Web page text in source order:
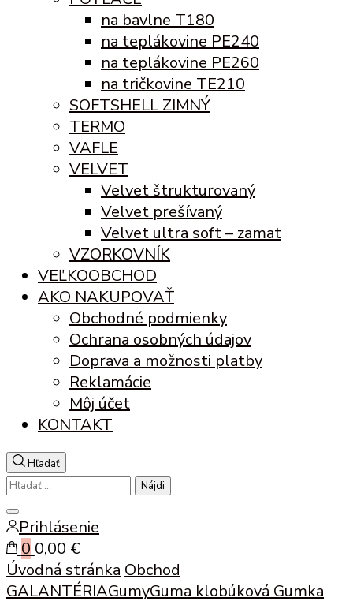
na bavlne T180
na teplákovine PE240
na teplákovine PE260
na tričkovine TE210
SOFTSHELL ZIMNÝ
TERMO
VAFLE
VELVET
Velvet štrukturovaný
Velvet prešívaný
Velvet ultra soft – zamat
VZORKOVNÍK
VEĽKOOBCHOD
AKO NAKUPOVAŤ
Obchodné podmienky
Ochrana osobných údajov
Doprava a možnosti platby
Reklamácie
Môj účet
KONTAKT
Hľadať
Hľadať:
Zatvoriť
vyhľadávanie
Prihlásenie
0 0,00 €
Úvodná stránka Obchod
GALANTÉRIAGumyGuma klobúková Gumka